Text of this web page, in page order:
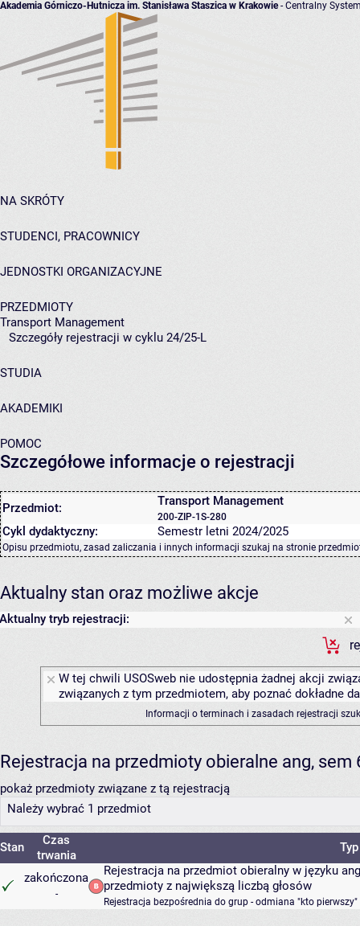
Akademia Górniczo-Hutnicza im. Stanisława Staszica w Krakowie- Centralny
NA SKRÓTY
STUDENCI, PRACOWNICY
JEDNOSTKI ORGANIZACYJNE
PRZEDMIOTY
Transport Management
Szczegóły rejestracji w cyklu 24/25-L
STUDIA
AKADEMIKI
POMOC
Szczegółowe informacje o rejestracji
Przedmiot: Transport Management
200-ZIP-1S-280
Cykl dydaktyczny: Semestr letni 2024/2025
Opisu przedmiotu, zasad zaliczania i innych informacji szukaj na stronie
Aktualny stan oraz możliwe akcje
Aktualny tryb rejestracji:
W tej chwili USOSweb nie udostępnia żadnej akcji
związanych z tym przedmiotem, aby poznać dokładne
Informacji o terminach i zasadach rejestracji
Rejestracja na przedmioty obieralne ang, sem
pokaż przedmioty związane z tą rejestracją
Należy wybrać 1 przedmiot
Stan
Czas
trwania
zakończona
-
Rejestracja na przedmiot obieralny w języku
przedmioty z największą liczbą głosów
Rejestracja bezpośrednia do grup - odmiana "kto pierwszy"